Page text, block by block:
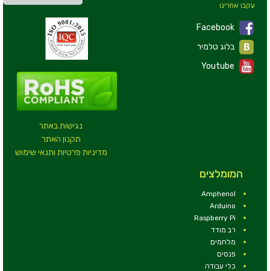
נגישות באתר
תקנון האתר
מדיניות פרטיות ותנאי שימוש
עקבו אחרינו
Facebook
Youtube
המומלצים
Amphenol
Arduino
Raspberry Pi
רב מודד
מלחמים
פנסים
כלי עבודה